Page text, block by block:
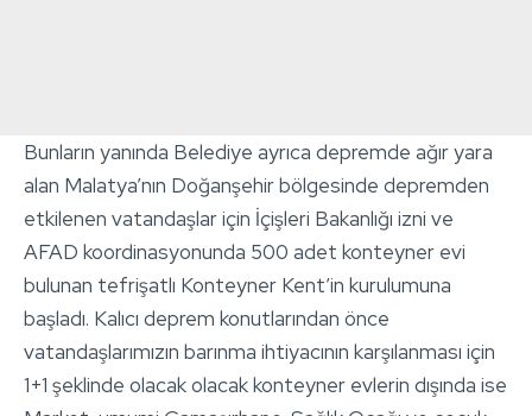
Bunların yanında Belediye ayrıca depremde ağır yara
alan Malatya’nın Doğanşehir bölgesinde depremden
etkilenen vatandaşlar için İçişleri Bakanlığı izni ve
AFAD koordinasyonunda 500 adet konteyner evi
bulunan tefrişatlı Konteyner Kent’in kurulumuna
başladı. Kalıcı deprem konutlarından önce
vatandaşlarımızın barınma ihtiyacının karşılanması için
1+1 şeklinde olacak olacak konteyner evlerin dışında ise